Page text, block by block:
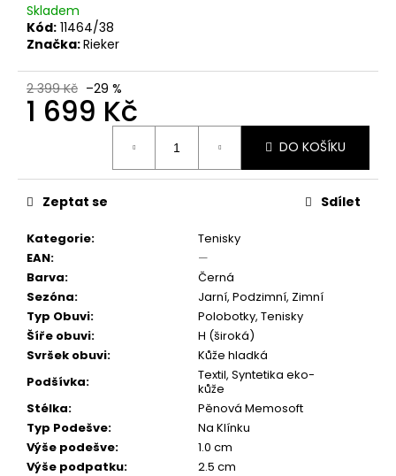
Skladem
Kód: 11464/38
Značka:Rieker
2 399 Kč –29 %
1 699 Kč
DO KOŠÍKU
Kategorie:
Tenisky
EAN:
—
Barva:
Černá
Sezóna:
Jarní, Podzimní, Zimní
Typ Obuvi:
Polobotky, Tenisky
Šíře obuvi:
H (široká)
Svršek obuvi:
Kůže hladká
Podšívka:
Textil, Syntetika eko-
kůže
Stélka:
Pěnová Memosoft
Typ Podešve:
Na Klínku
Výše podešve:
1.0 cm
Výše podpatku: 2.5 cm
Zeptat se Sdílet
DÁMSKÉ
NA
PODPATKU
TAMARIS
BÍLÉ
990
Původně:
299
Kč